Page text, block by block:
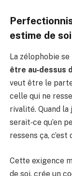
estime de soi
La zélophobie
être au‑dessus
veut être le
celle qui ne
rivalité. Quand
serait‑ce qu’en
ressens ça, c’est
Cette exigence
de soi, crée un